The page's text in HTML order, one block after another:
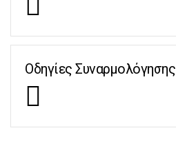
Οδηγίες Συναρμολόγησης